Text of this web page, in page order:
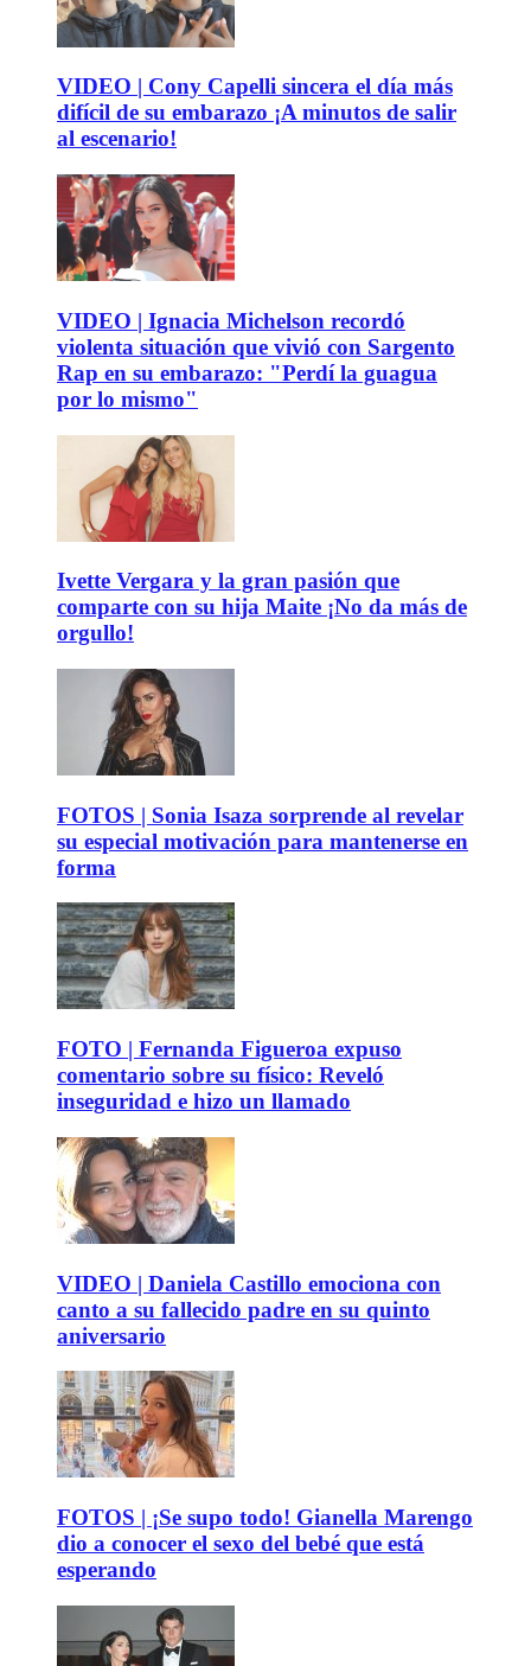
VIDEO | Cony Capelli sincera el día más
difícil de su embarazo ¡A minutos de salir
al escenario!
VIDEO | Ignacia Michelson recordó
violenta situación que vivió con Sargento
Rap en su embarazo: "Perdí la guagua
por lo mismo"
Ivette Vergara y la gran pasión que
comparte con su hija Maite ¡No da más de
orgullo!
FOTOS | Sonia Isaza sorprende al revelar
su especial motivación para mantenerse en
forma
FOTO | Fernanda Figueroa expuso
comentario sobre su físico: Reveló
inseguridad e hizo un llamado
VIDEO | Daniela Castillo emociona con
canto a su fallecido padre en su quinto
aniversario
FOTOS | ¡Se supo todo! Gianella Marengo
dio a conocer el sexo del bebé que está
esperando